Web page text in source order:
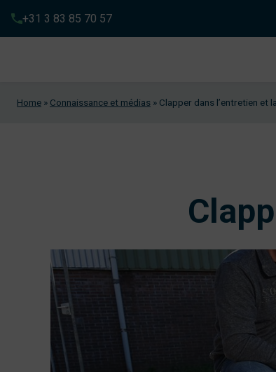
+31 3 83 85 70 57
Home » Connaissance et médias » Clapper dans l’entretien et